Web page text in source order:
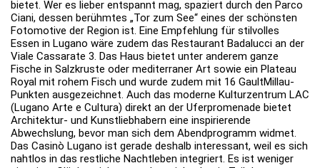
bietet. Wer es lieber entspannt mag, spaziert durch den Parco
Ciani, dessen berühmtes „Tor zum See“ eines der schönsten
Fotomotive der Region ist. Eine Empfehlung für stilvolles
Essen in Lugano wäre zudem das Restaurant Badalucci an der
Viale Cassarate 3. Das Haus bietet unter anderem ganze
Fische in Salzkruste oder mediterraner Art sowie ein Plateau
Royal mit rohem Fisch und wurde zudem mit 16 GaultMillau-
Punkten ausgezeichnet. Auch das moderne Kulturzentrum LAC
(Lugano Arte e Cultura) direkt an der Uferpromenade bietet
Architektur- und Kunstliebhabern eine inspirierende
Abwechslung, bevor man sich dem Abendprogramm widmet.
Das Casinò Lugano ist gerade deshalb interessant, weil es sich
nahtlos in das restliche Nachtleben integriert. Es ist weniger